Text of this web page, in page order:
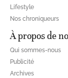
Lifestyle
Nos chroniqueurs
À propos de
Qui sommes-nous
Publicité
Archives